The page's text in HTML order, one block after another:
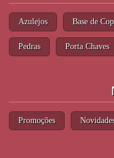
Azulejos Base de
Pedras Porta Chaves
Promoções